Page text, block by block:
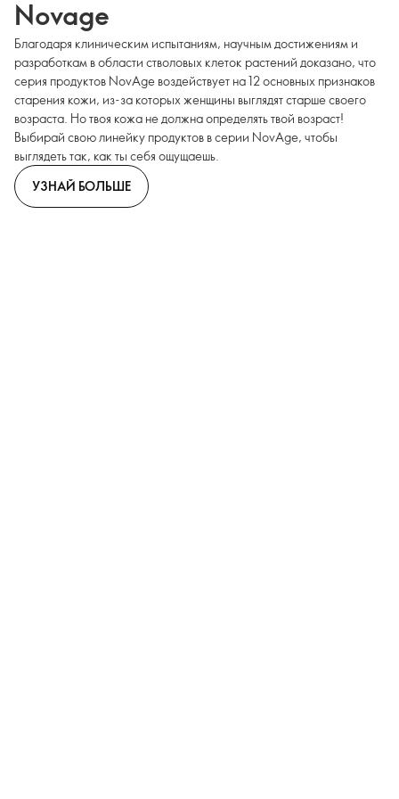
Novage
Благодаря клиническим испытаниям, научным достижениям и
разработкам в области стволовых клеток растений доказано, что
серия продуктов NovAge воздействует на 12 основных признаков
старения кожи, из-за которых женщины выглядят старше своего
возраста. Но твоя кожа не должна определять твой возраст!
Выбирай свою линейку продуктов в серии NovAge, чтобы
выглядеть так, как ты себя ощущаешь.
УЗНАЙ БОЛЬШЕ